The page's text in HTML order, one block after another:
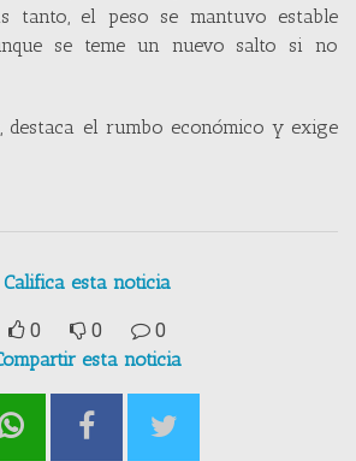
tanto, el peso se mantuvo estable
se teme un nuevo salto si no
destaca el rumbo económico y exige
Califica esta noticia
0 0
0
esta noticia